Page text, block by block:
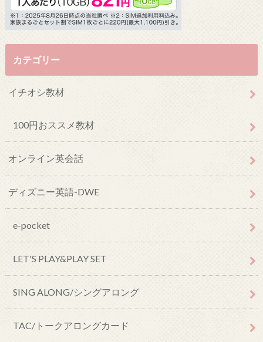
カテゴリー
イチオシ教材
100円おススメ教材
オンライン英会話
ディズニー英語-DWE
e-pocket
LET'S PLAY&PLAY SET
SING ALONG/シングアロング
TAC/トークアロングカード